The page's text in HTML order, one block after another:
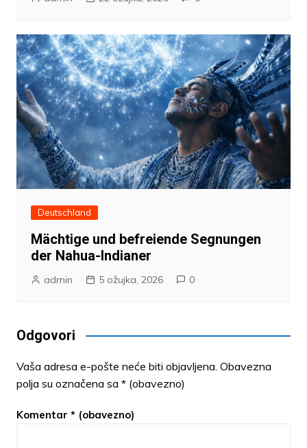
Deutschland
Mächtige und befreiende Segnungen
der Nahua-Indianer
admin 5 ožujka, 2026 0
Odgovori
Vaša adresa e-pošte neće biti objavljena. Obavezna
polja su označena sa * (obavezno)
Komentar * (obavezno)